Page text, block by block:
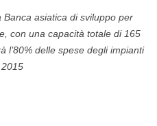
asiatica di sviluppo per
con una capacità totale di 165
l’80% delle spese degli impianti